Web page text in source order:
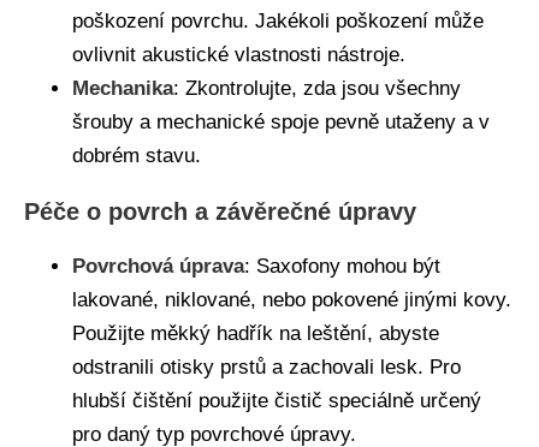
poškození povrchu. Jakékoli poškození může
ovlivnit akustické vlastnosti nástroje.
Mechanika: Zkontrolujte, zda jsou všechny
šrouby a mechanické spoje pevně utaženy a v
dobrém stavu.
Péče o povrch a závěrečné úpravy
Povrchová úprava: Saxofony mohou být
lakované, niklované, nebo pokovené jinými kovy.
Použijte měkký hadřík na leštění, abyste
odstranili otisky prstů a zachovali lesk. Pro
hlubší čištění použijte čistič speciálně určený
pro daný typ povrchové úpravy.